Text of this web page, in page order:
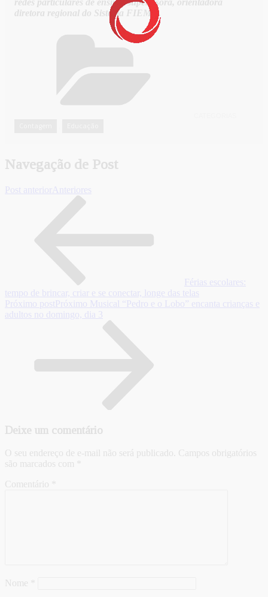
redes particulares de ensino, supervisora, orientadora
diretora regional do Sistema FIEMG.
Navegação de Post
Post anterior Anteriores
Férias escolares:
tempo de brincar, criar e se conectar, longe das telas
Próximo post Próximo Musical “Pedro e o Lobo” encanta crianças e
adultos no domingo, dia 3
Deixe um comentário
O seu endereço de e-mail não será publicado. Campos obrigatórios
são marcados com
Comentário
Nome